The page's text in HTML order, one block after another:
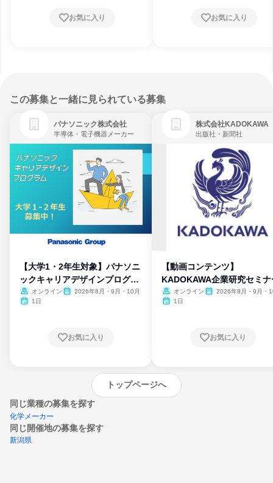
お気に入り お気に入り
この募集と一緒に見られている募集
パナソニック株式会社
半導体・電子機器メーカー
【大学1・2年生対象】パナソニ
ックキャリアデザインプログラ
ム
オンライン
2026年8月・9月・10月
1日
お気に入り
株式会社KADOKAWA
出版社・新聞社
【動画コンテンツ】
KADOKAWA企業研究セミナ
オンライン
2026年8月・9月・
1日
お気に入り
トップページへ
同じ業種の募集を探す
化学メーカー
同じ開催地の募集を探す
新潟県